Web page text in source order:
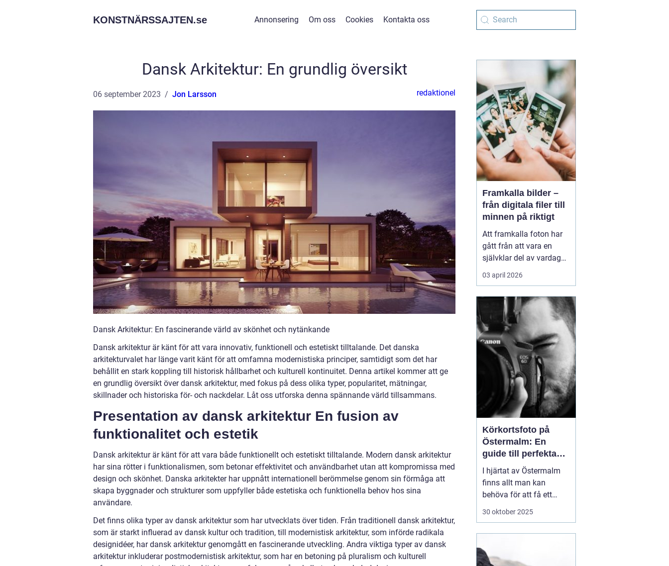
KONSTNÄRSSAJTEN.se Annonsering Om oss Cookies Kontakta oss
Dansk Arkitektur: En grundlig översikt
06 september 2023 Jon Larsson redaktionel
Dansk Arkitektur: En fascinerande värld av skönhet och nytänkande
Dansk arkitektur är känt för att vara innovativ, funktionell och estetiskt tilltalande. Det danska
arkitekturvalet har länge varit känt för att omfamna modernistiska principer, samtidigt som det har
behållit en stark koppling till historisk hållbarhet och kulturell kontinuitet. Denna artikel kommer att ge
en grundlig översikt över dansk arkitektur, med fokus på dess olika typer, popularitet, mätningar,
skillnader och historiska för- och nackdelar. Låt oss utforska denna spännande värld tillsammans.
Presentation av dansk arkitektur En fusion av
funktionalitet och estetik
Dansk arkitektur är känt för att vara både funktionellt och estetiskt tilltalande. Modern dansk arkitektur
har sina rötter i funktionalismen, som betonar effektivitet och användbarhet utan att kompromissa med
design och skönhet. Danska arkitekter har uppnått internationell berömmelse genom sin förmåga att
skapa byggnader och strukturer som uppfyller både estetiska och funktionella behov hos sina
användare.
Det finns olika typer av dansk arkitektur som har utvecklats över tiden. Från traditionell dansk arkitektur,
som är starkt influerad av dansk kultur och tradition, till modernistisk arkitektur, som införde radikala
designidéer, har dansk arkitektur genomgått en fascinerande utveckling. Andra viktiga typer av dansk
arkitektur inkluderar postmodernistisk arkitektur, som har en betoning på pluralism och kulturell
Framkalla bilder –
från digitala filer till
minnen på riktigt
Att framkalla foton har
gått från att vara en
självklar del av vardagen
till något många skjuter
upp. Mobilen är full av
tomma. Samtidigt har
viljan att omge sig med
personliga motiv...
03 april 2026
Körkortsfoto på
Östermalm: En
guide till perfekta
ID-bilder
I hjärtat av Östermalm
finns allt man kan
behöva för att få ett
perfekt körkorts- eller ID-
foto till ditt pass eller id-
30 oktober 2025